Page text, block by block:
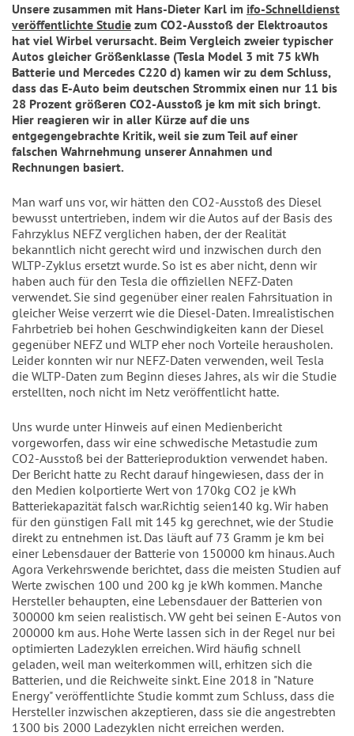
Unsere zusammen mit Hans-Dieter Karl im ifo-Schnelldienst
veröffentlichte Studie zum CO2-Ausstoß der Elektroautos
hat viel Wirbel verursacht. Beim Vergleich zweier typischer
Autos gleicher Größenklasse (Tesla Model 3 mit 75 kWh
Batterie und Mercedes C220 d) kamen wir zu dem Schluss,
dass das E-Auto beim deutschen Strommix einen nur 11 bis
28 Prozent größeren CO2-Ausstoß je km mit sich bringt.
Hier reagieren wir in aller Kürze auf die uns
entgegengebrachte Kritik, weil sie zum Teil auf einer
falschen Wahrnehmung unserer Annahmen und
Rechnungen basiert.
Man warf uns vor, wir hätten den CO2-Ausstoß des Diesel
bewusst untertrieben, indem wir die Autos auf der Basis des
Fahrzyklus NEFZ verglichen haben, der der Realität
bekanntlich nicht gerecht wird und inzwischen durch den
WLTP-Zyklus ersetzt wurde. So ist es aber nicht, denn wir
haben auch für den Tesla die offiziellen NEFZ-Daten
verwendet. Sie sind gegenüber einer realen Fahrsituation in
gleicher Weise verzerrt wie die Diesel-Daten. Imrealistischen
Fahrbetrieb bei hohen Geschwindigkeiten kann der Diesel
gegenüber NEFZ und WLTP eher noch Vorteile herausholen.
Leider konnten wir nur NEFZ-Daten verwenden, weil Tesla
die WLTP-Daten zum Beginn dieses Jahres, als wir die Studie
erstellten, noch nicht im Netz veröffentlicht hatte.
Uns wurde unter Hinweis auf einen Medienbericht
vorgeworfen, dass wir eine schwedische Metastudie zum
CO2-Ausstoß bei der Batterieproduktion verwendet haben.
Der Bericht hatte zu Recht darauf hingewiesen, dass der in
den Medien kolportierte Wert von 170kg CO2 je kWh
Batteriekapazität falsch war.Richtig seien140 kg. Wir haben
für den günstigen Fall mit 145 kg gerechnet, wie der Studie
direkt zu entnehmen ist. Das läuft auf 73 Gramm je km bei
einer Lebensdauer der Batterie von 150000 km hinaus. Auch
Agora Verkehrswende berichtet, dass die meisten Studien auf
Werte zwischen 100 und 200 kg je kWh kommen. Manche
Hersteller behaupten, eine Lebensdauer der Batterien von
300000 km seien realistisch. VW geht bei seinen E-Autos von
200000 km aus. Hohe Werte lassen sich in der Regel nur bei
optimierten Ladezyklen erreichen. Wird häufig schnell
geladen, weil man weiterkommen will, erhitzen sich die
Batterien, und die Reichweite sinkt. Eine 2018 in "Nature
Energy" veröffentlichte Studie kommt zum Schluss, dass die
Hersteller inzwischen akzeptieren, dass sie die angestrebten
1300 bis 2000 Ladezyklen nicht erreichen werden.